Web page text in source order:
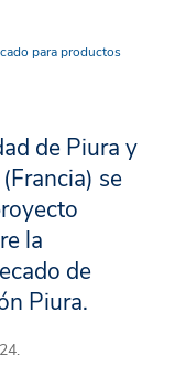
para productos
de Piura y
se
la
de
Piura.